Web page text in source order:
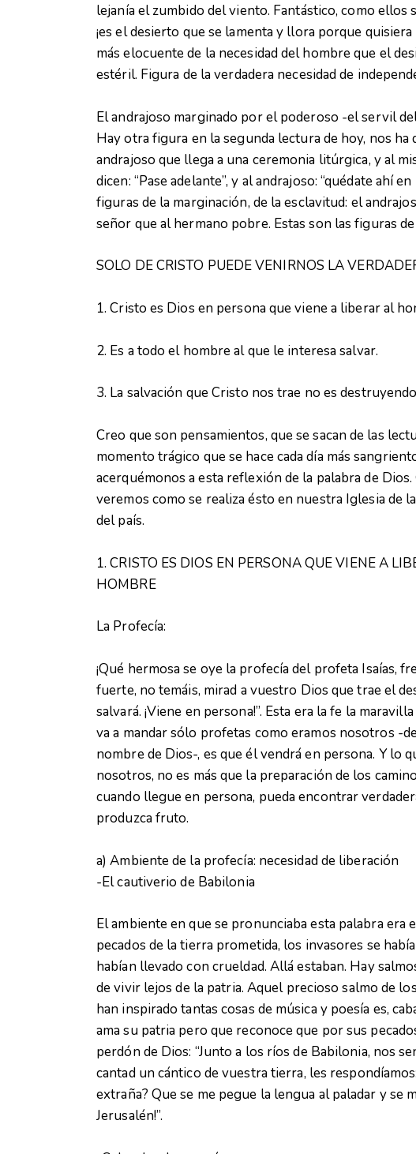
lejanía el zumbido del viento. Fantástico, como ellos
¡es el desierto que se lamenta y llora porque
más elocuente de la necesidad del hombre que el
estéril. Figura de la verdadera necesidad de
El andrajoso marginado por el poderoso -el servil
Hay otra figura en la segunda lectura de hoy, nos
andrajoso que llega a una ceremonia litúrgica, y al
dicen: “Pase adelante”, y al andrajoso: “quédate ahí
figuras de la marginación, de la esclavitud: el
señor que al hermano pobre. Estas son las figuras
SOLO DE CRISTO PUEDE VENIRNOS LA
1. Cristo es Dios en persona que viene a liberar al
2. Es a todo el hombre al que le interesa salvar.
3. La salvación que Cristo nos trae no es
Creo que son pensamientos, que se sacan de las
momento trágico que se hace cada día más
acerquémonos a esta reflexión de la palabra de
veremos como se realiza ésto en nuestra Iglesia de
del país.
1. CRISTO ES DIOS EN PERSONA QUE VIENE A
HOMBRE
La Profecía:
¡Qué hermosa se oye la profecía del profeta Isaías,
fuerte, no temáis, mirad a vuestro Dios que trae el
salvará. ¡Viene en persona!”. Esta era la fe la
va a mandar sólo profetas como eramos nosotros -
nombre de Dios-, es que él vendrá en persona. Y lo
nosotros, no es más que la preparación de los
cuando llegue en persona, pueda encontrar
produzca fruto.
a) Ambiente de la profecía: necesidad de liberación
-El cautiverio de Babilonia
El ambiente en que se pronunciaba esta palabra era
pecados de la tierra prometida, los invasores se
habían llevado con crueldad. Allá estaban. Hay
de vivir lejos de la patria. Aquel precioso salmo de
han inspirado tantas cosas de música y poesía es,
ama su patria pero que reconoce que por sus
perdón de Dios: “Junto a los ríos de Babilonia, nos
cantad un cántico de vuestra tierra, les
extraña? Que se me pegue la lengua al paladar y se
Jerusalén!”.